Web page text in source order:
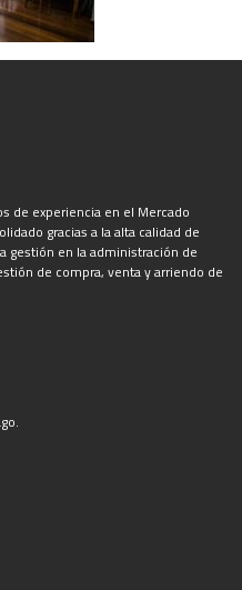
de experiencia en el Mercado
gracias a la alta calidad de
gestión en la administración de
de compra, venta y arriendo de